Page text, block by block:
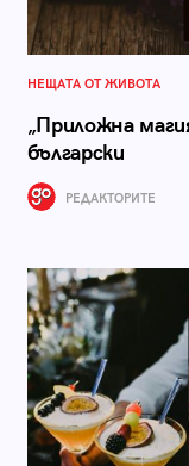
НЕЩАТА ОТ ЖИВОТА
„Приложна
български
РЕДАКТОРИТЕ